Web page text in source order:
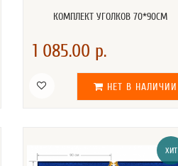
КОМПЛЕКТ УГОЛКОВ 70*90СМ
1 085.00 р.
НЕТ В НАЛИЧИИ
ХИТ